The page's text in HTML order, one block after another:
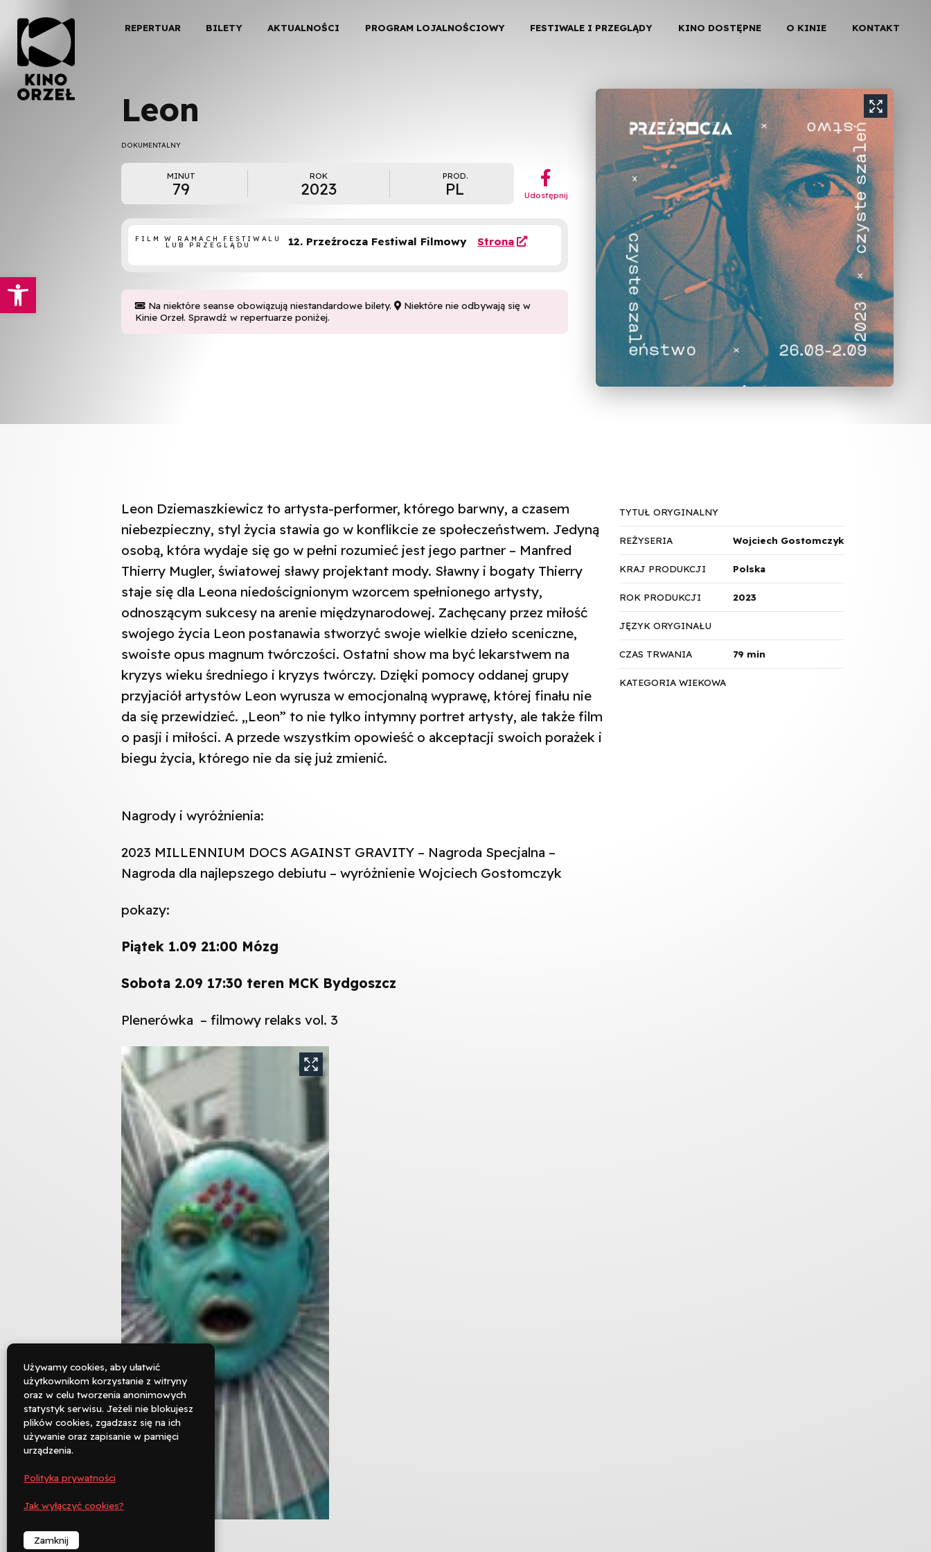
Otwórz pasek narzędzi
REPERTUAR BILETY AKTUALNOŚCI PROGRAM LOJALNOŚCIOWY FESTIWALE I PRZEGLĄDY KINO DOSTĘPNE O KINIE KONTAKT
Leon
DOKUMENTALNY
MINUT
79
ROK
2023
PROD.
PL
︁
Udostępnij
FILM W RAMACH FESTIWALU
LUB PRZEGLĄDU 12. Przeźrocza Festiwal Filmowy Strona 
 Na niektóre seanse obowiązują niestandardowe bilety.  Niektóre nie odbywają się w
Kinie Orzeł. Sprawdź w repertuarze poniżej.
Leon Dziemaszkiewicz to artysta-performer, którego barwny, a czasem
niebezpieczny, styl życia stawia go w konflikcie ze społeczeństwem. Jedyną
osobą, która wydaje się go w pełni rozumieć jest jego partner – Manfred
Thierry Mugler, światowej sławy projektant mody. Sławny i bogaty Thierry
staje się dla Leona niedoścignionym wzorcem spełnionego artysty,
odnoszącym sukcesy na arenie międzynarodowej. Zachęcany przez miłość
swojego życia Leon postanawia stworzyć swoje wielkie dzieło sceniczne,
swoiste opus magnum twórczości. Ostatni show ma być lekarstwem na
kryzys wieku średniego i kryzys twórczy. Dzięki pomocy oddanej grupy
przyjaciół artystów Leon wyrusza w emocjonalną wyprawę, której finału nie
da się przewidzieć. „Leon” to nie tylko intymny portret artysty, ale także film
o pasji i miłości. A przede wszystkim opowieść o akceptacji swoich porażek i
biegu życia, którego nie da się już zmienić.
Nagrody i wyróżnienia:
2023 MILLENNIUM DOCS AGAINST GRAVITY – Nagroda Specjalna –
Nagroda dla najlepszego debiutu – wyróżnienie Wojciech Gostomczyk
pokazy:
Piątek 1.09 21:00 Mózg
Sobota 2.09 17:30 teren MCK Bydgoszcz
Plenerówka – filmowy relaks vol. 3
TYTUŁ ORYGINALNY
REŻYSERIA Wojciech Gostomczyk
KRAJ PRODUKCJI Polska
ROK PRODUKCJI 2023
JĘZYK ORYGINAŁU
CZAS TRWANIA 79 min
KATEGORIA WIEKOWA

Rezerwuj

︁
︁
Używamy cookies, aby ułatwić
użytkownikom korzystanie z witryny
oraz w celu tworzenia anonimowych
statystyk serwisu. Jeżeli nie blokujesz
plików cookies, zgadzasz się na ich
używanie oraz zapisanie w pamięci
urządzenia.
Polityka prywatności
Jak wyłączyć cookies?
Zamknij